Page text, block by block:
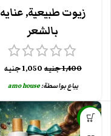
زيوت طبيعية,عنايه
بالشعر
1,400جنيه1,050جنيه
يباع بواسطة:amo house
-29%